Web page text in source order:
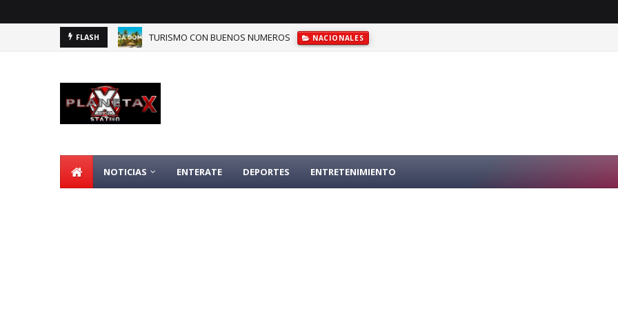
FLASH
NACIONALES
DOMINICANOS DEPENDIENTES DE SEGURO PÚBLICO EN N.Y.
NOTICIAS ENTERATE DEPORTES ENTRETENIMIENTO